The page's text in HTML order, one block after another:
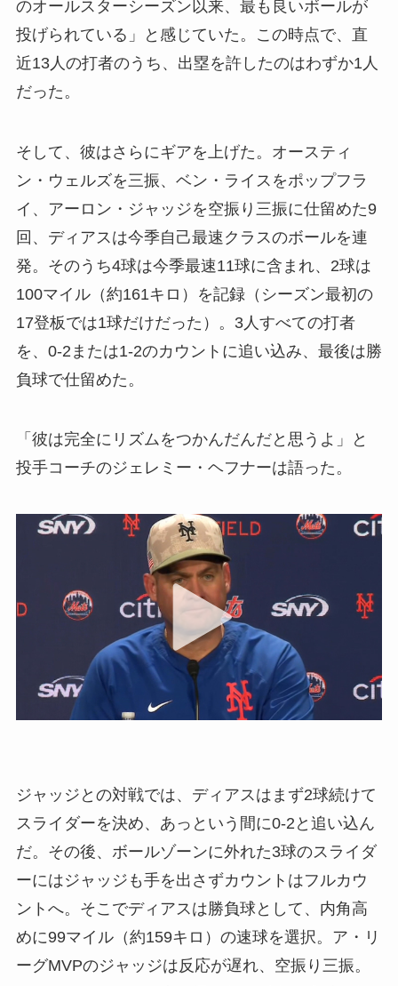
のオールスターシーズン以来、最も良いボールが
投げられている」と感じていた。この時点で、直
近13人の打者のうち、出塁を許したのはわずか1人
だった。
そして、彼はさらにギアを上げた。オースティ
ン・ウェルズを三振、ベン・ライスをポップフラ
イ、アーロン・ジャッジを空振り三振に仕留めた9
回、ディアスは今季自己最速クラスのボールを連
発。そのうち4球は今季最速11球に含まれ、2球は
100マイル（約161キロ）を記録（シーズン最初の
17登板では1球だけだった）。3人すべての打者
を、0-2または1-2のカウントに追い込み、最後は勝
負球で仕留めた。
「彼は完全にリズムをつかんだんだと思うよ」と
投手コーチのジェレミー・ヘフナーは語った。
ジャッジとの対戦では、ディアスはまず2球続けて
スライダーを決め、あっという間に0-2と追い込ん
だ。その後、ボールゾーンに外れた3球のスライダ
ーにはジャッジも手を出さずカウントはフルカウ
ントへ。そこでディアスは勝負球として、内角高
めに99マイル（約159キロ）の速球を選択。ア・リ
ーグMVPのジャッジは反応が遅れ、空振り三振。